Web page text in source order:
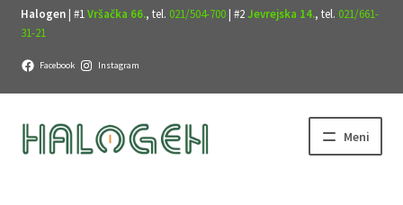
Halogen| #1Vršačka 66., tel. 021/504-700| #2Jevrejska 14., tel. 021/661-
31-21
Facebook Instagram
Preskoči
na
Skoči
na
Meni